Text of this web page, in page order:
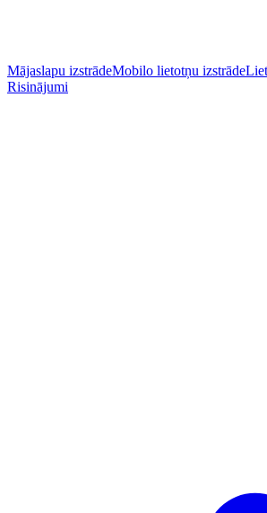
Mājaslapu izstrādeMobilo lietotņu izstrāde
Risinājumi